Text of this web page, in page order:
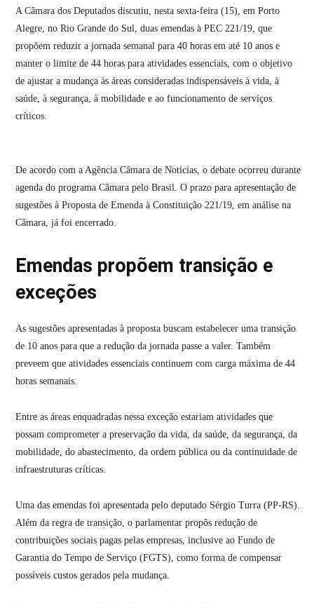
A Câmara dos Deputados discutiu, nesta sexta-feira (15), em Porto
Alegre, no Rio Grande do Sul, duas emendas à PEC 221/19, que
propõem reduzir a jornada semanal para 40 horas em até 10 anos e
manter o limite de 44 horas para atividades essenciais, com o objetivo
de ajustar a mudança às áreas consideradas indispensáveis à vida, à
saúde, à segurança, à mobilidade e ao funcionamento de serviços
críticos.
De acordo com a Agência Câmara de Notícias, o debate ocorreu durante
agenda do programa Câmara pelo Brasil. O prazo para apresentação de
sugestões à Proposta de Emenda à Constituição 221/19, em análise na
Câmara, já foi encerrado.
Emendas propõem transição e
exceções
As sugestões apresentadas à proposta buscam estabelecer uma transição
de 10 anos para que a redução da jornada passe a valer. Também
preveem que atividades essenciais continuem com carga máxima de 44
horas semanais.
Entre as áreas enquadradas nessa exceção estariam atividades que
possam comprometer a preservação da vida, da saúde, da segurança, da
mobilidade, do abastecimento, da ordem pública ou da continuidade de
infraestruturas críticas.
Uma das emendas foi apresentada pelo deputado Sérgio Turra (PP-RS).
Além da regra de transição, o parlamentar propôs redução de
contribuições sociais pagas pelas empresas, inclusive ao Fundo de
Garantia do Tempo de Serviço (FGTS), como forma de compensar
possíveis custos gerados pela mudança.